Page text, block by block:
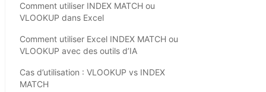
Comment utiliser INDEX MATCH ou
VLOOKUP dans Excel
Comment utiliser Excel INDEX MATCH ou
VLOOKUP avec des outils d’IA
Cas d’utilisation : VLOOKUP vs INDEX
MATCH